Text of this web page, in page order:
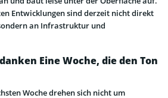
Entwicklungen sind derzeit nicht direkt
an Infrastruktur und
Eine Woche, die den Ton
Woche drehen sich nicht um